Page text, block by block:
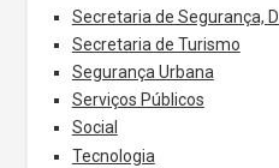
Secretaria de Segurança,
Secretaria de Turismo
Segurança Urbana
Serviços Públicos
Social
Tecnologia